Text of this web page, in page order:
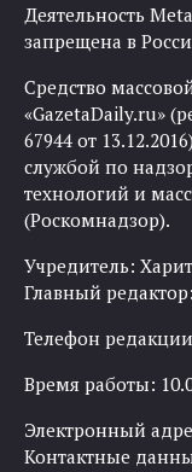
Деятельность
запрещена в
Средство
«GazetaDaily.ru»
67944 от
службой по
технологий и
(Роскомнадзор).
Учредитель:
Главный
Телефон
Время работы:
Электронный
Контактные